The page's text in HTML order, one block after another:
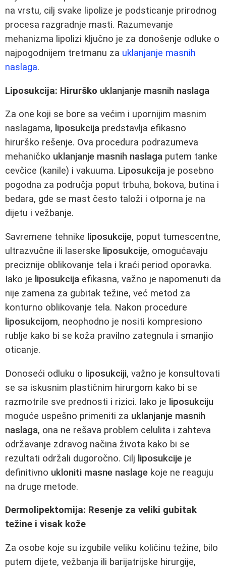
na vrstu, cilj svake lipolize je podsticanje prirodnog
procesa razgradnje masti. Razumevanje
mehanizma lipolizi ključno je za donošenje odluke o
najpogodnijem tretmanu za uklanjanje masnih
naslaga.
Liposukcija: Hirurško uklanjanje masnih naslaga
Za one koji se bore sa većim i upornijim masnim
naslagama, liposukcija predstavlja efikasno
hirurško rešenje. Ova procedura podrazumeva
mehaničko uklanjanje masnih naslaga putem tanke
cevčice (kanile) i vakuuma. Liposukcija je posebno
pogodna za područja poput trbuha, bokova, butina i
bedara, gde se mast često taloži i otporna je na
dijetu i vežbanje.
Savremene tehnike liposukcije, poput tumescentne,
ultrazvučne ili laserske liposukcije, omogućavaju
preciznije oblikovanje tela i kraći period oporavka.
Iako je liposukcija efikasna, važno je napomenuti da
nije zamena za gubitak težine, već metod za
konturno oblikovanje tela. Nakon procedure
liposukcijom, neophodno je nositi kompresiono
rublje kako bi se koža pravilno zategnula i smanjio
oticanje.
Donoseći odluku o liposukciji, važno je konsultovati
se sa iskusnim plastičnim hirurgom kako bi se
razmotrile sve prednosti i rizici. Iako je liposukciju
moguće uspešno primeniti za uklanjanje masnih
naslaga, ona ne rešava problem celulita i zahteva
održavanje zdravog načina života kako bi se
rezultati održali dugoročno. Cilj liposukcije je
definitivno ukloniti masne naslage koje ne reaguju
na druge metode.
Dermolipektomija: Resenje za veliki gubitak
težine i visak kože
Za osobe koje su izgubile veliku količinu težine, bilo
putem dijete, vežbanja ili barijatrijske hirurgije,